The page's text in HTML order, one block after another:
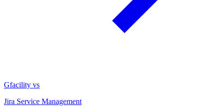
Gfacility vs
Jira Service Management